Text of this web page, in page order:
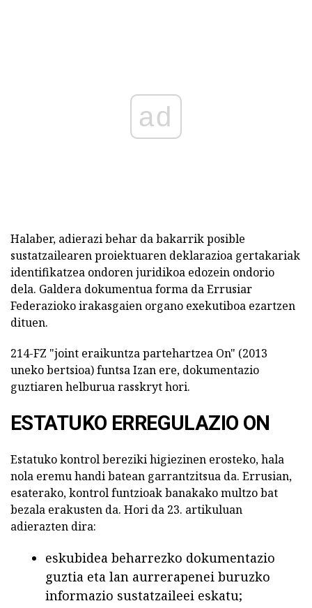
ad
Halaber, adierazi behar da bakarrik posible
sustatzailearen proiektuaren deklarazioa gertakariak
identifikatzea ondoren juridikoa edozein ondorio
dela. Galdera dokumentua forma da Errusiar
Federazioko irakasgaien organo exekutiboa ezartzen
dituen.
214-FZ "joint eraikuntza partehartzea On" (2013
uneko bertsioa) funtsa Izan ere, dokumentazio
guztiaren helburua rasskryt hori.
ESTATUKO ERREGULAZIO ON
Estatuko kontrol bereziki higiezinen erosteko, hala
nola eremu handi batean garrantzitsua da. Errusian,
esaterako, kontrol funtzioak banakako multzo bat
bezala erakusten da. Hori da 23. artikuluan
adierazten dira:
eskubidea beharrezko dokumentazio
guztia eta lan aurrerapenei buruzko
informazio sustatzaileei eskatu;